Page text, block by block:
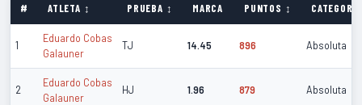
# ATLETA ↕ PRUEBA ↕ MARCA PUNTOS ↕
1
Eduardo Cobas
Galauner
TJ 14.45 896 Absoluta
2
Eduardo Cobas
Galauner
HJ 1.96 879 Absoluta